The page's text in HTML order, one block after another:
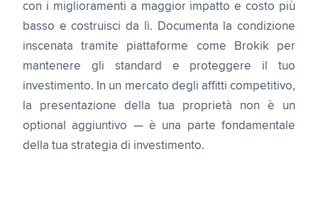
con i miglioramenti a maggior impatto e costo più
basso e costruisci da lì. Documenta la condizione
inscenata tramite piattaforme come Brokik per
mantenere gli standard e proteggere il tuo
investimento. In un mercato degli affitti competitivo,
la presentazione della tua proprietà non è un
optional aggiuntivo — è una parte fondamentale
della tua strategia di investimento.